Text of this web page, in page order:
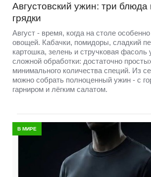
Августовский ужин: три
грядки
Август - время, когда на столе
овощей. Кабачки, помидоры, сладкий
картошка, зелень и стручковая фасоль
сложной обработки: достаточно
минимального количества специй. Из
можно собрать полноценный ужин - с
гарниром и лёгким салатом.
В МИРЕ